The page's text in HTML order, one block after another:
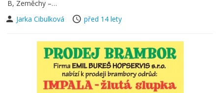
B, Zeměchy –…
Jarka Cibulková
před 14 lety